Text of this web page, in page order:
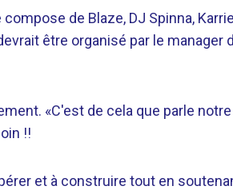
de Blaze, DJ Spinna,
être organisé par le manager
«C'est de cela que parle notre
!!
et à construire tout en